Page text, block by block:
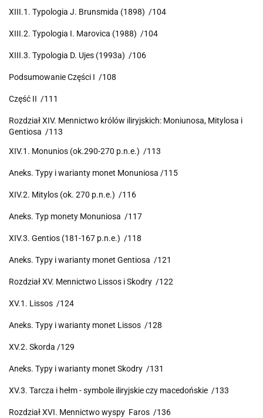
XIII.1. Typologia J. Brunsmida (1898) /104
XIII.2. Typologia I. Marovica (1988) /104
XIII.3. Typologia D. Ujes (1993a) /106
Podsumowanie Części I /108
Część II /111
Rozdział XIV. Mennictwo królów iliryjskich: Moniunosa, Mitylosa i
Gentiosa /113
XIV.1. Monunios (ok.290-270 p.n.e.) /113
Aneks. Typy i warianty monet Monuniosa /115
XIV.2. Mitylos (ok. 270 p.n.e.) /116
Aneks. Typ monety Monuniosa /117
XIV.3. Gentios (181-167 p.n.e.) /118
Aneks. Typy i warianty monet Gentiosa /121
Rozdział XV. Mennictwo Lissos i Skodry /122
XV.1. Lissos /124
Aneks. Typy i warianty monet Lissos /128
XV.2. Skorda /129
Aneks. Typy i warianty monet Skodry /131
XV.3. Tarcza i hełm - symbole iliryjskie czy macedońskie /133
Rozdział XVI. Mennictwo wyspy Faros /136